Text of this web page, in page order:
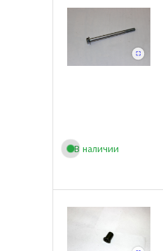
В наличии